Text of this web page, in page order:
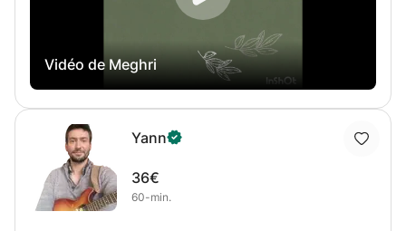
Vidéo de Meghri
Yann
36€
60-min.